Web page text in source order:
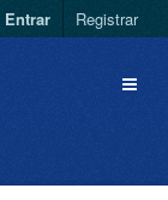
Entrar Registrar